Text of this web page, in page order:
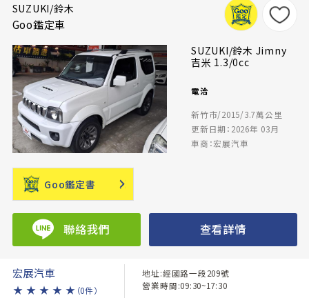
SUZUKI/鈴木
Goo鑑定車
SUZUKI/鈴木 Jimny
吉米 1.3/0cc
電洽
新竹市/2015/3.7萬公里
更新日期：2026年 03月
車商：宏展汽車
Goo鑑定書
聯絡我們 查看詳情
宏展汽車
★ ★ ★ ★ ★ （0件）
地址:經國路一段209號
營業時間:09:30~17:30